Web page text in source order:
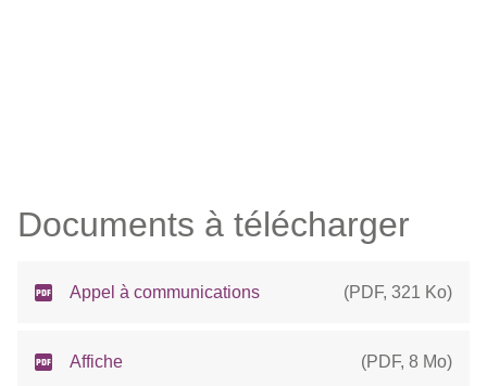
Documents à télécharger
Appel à communications (PDF, 321 Ko)
Affiche (PDF, 8 Mo)